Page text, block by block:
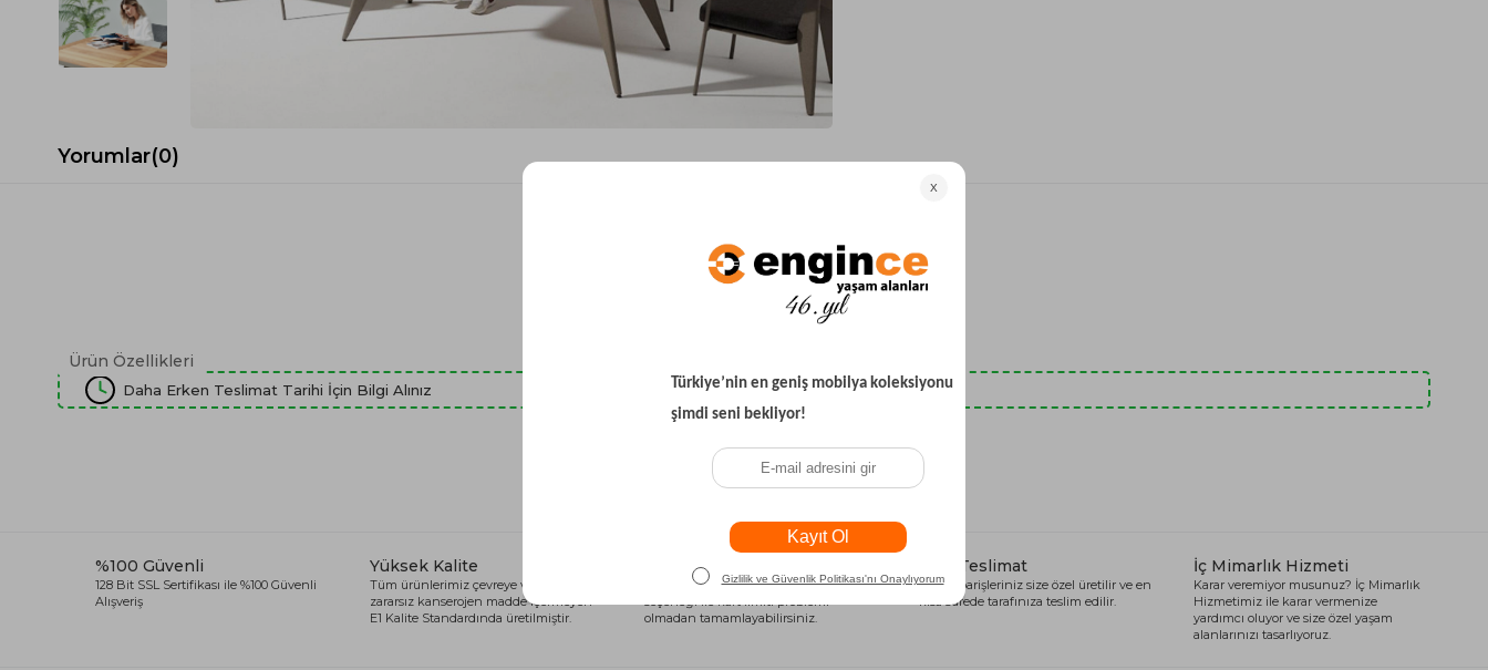
Spor Koltuk Takımı
Krem Koltuk Takımı
Ev Tekstili
Gri TV Ünitesi
Beyaz TV Ünitesi
Yataklı Koltuk
Köşe Koltuk
Modern Köşe Koltuk
Yorumlar(0)
Ürün Özellikleri
Daha Erken Teslimat Tarihi İçin Bilgi Alınız
Son Baktıklarınız
%100 Güvenli
128 Bit SSL Sertifikası ile %100 Güvenli
Alışveriş
Yüksek Kalite
Tüm ürünlerimiz çevreye ve sağlığa
zararsız kanserojen madde içermeyen
E1 Kalite Standardında üretilmiştir.
Alışveriş Kredisi
Siparişlerinizi anında alışveriş kredisi
seçeneği ile kart limiti problemi
olmadan tamamlayabilirsiniz.
Hızlı Teslimat
Tüm siparişleriniz size özel üretilir ve en
kısa sürede tarafınıza teslim edilir.
İç Mimarlık Hizmeti
Karar veremiyor musunuz? İç Mimarlık
Hizmetimiz ile karar vermenize
yardımcı oluyor ve size özel yaşam
alanlarınızı tasarlıyoruz.